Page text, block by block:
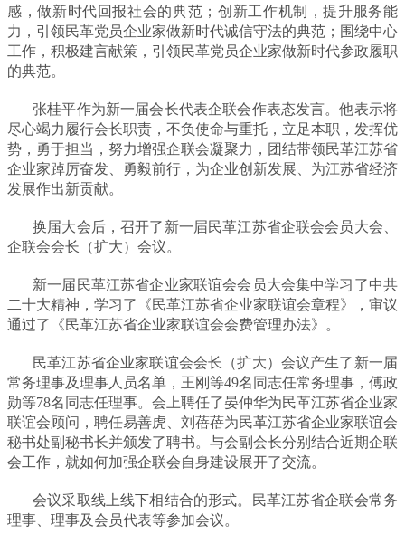
感，做新时代回报社会的典范；创新工作机制，提升服务能
力，引领民革党员企业家做新时代诚信守法的典范；围绕中心
工作，积极建言献策，引领民革党员企业家做新时代参政履职
的典范。
张桂平作为新一届会长代表企联会作表态发言。他表示将
尽心竭力履行会长职责，不负使命与重托，立足本职，发挥优
势，勇于担当，努力增强企联会凝聚力，团结带领民革江苏省
企业家踔厉奋发、勇毅前行，为企业创新发展、为江苏省经济
发展作出新贡献。
换届大会后，召开了新一届民革江苏省企联会会员大会、
企联会会长（扩大）会议。
新一届民革江苏省企业家联谊会会员大会集中学习了中共
二十大精神，学习了《民革江苏省企业家联谊会章程》，审议
通过了《民革江苏省企业家联谊会会费管理办法》。
民革江苏省企业家联谊会会长（扩大）会议产生了新一届
常务理事及理事人员名单，王刚等49名同志任常务理事，傅政
勋等78名同志任理事。会上聘任了晏仲华为民革江苏省企业家
联谊会顾问，聘任易善虎、刘蓓蓓为民革江苏省企业家联谊会
秘书处副秘书长并颁发了聘书。与会副会长分别结合近期企联
会工作，就如何加强企联会自身建设展开了交流。
会议采取线上线下相结合的形式。民革江苏省企联会常务
理事、理事及会员代表等参加会议。